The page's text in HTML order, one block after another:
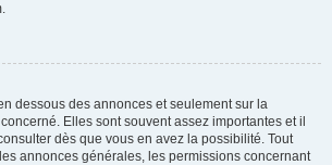
dessous des annonces et seulement sur la
Elles sont souvent assez importantes et il
dès que vous en avez la possibilité. Tout
annonces générales, les permissions concernant